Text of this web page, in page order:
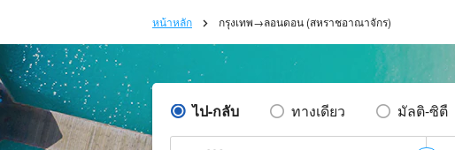
หน้าหลัก กรุงเทพ→ลอนดอน (สหราชอาณาจักร)
ไป-กลับ ทางเดียว มัลติ-ซิตี้